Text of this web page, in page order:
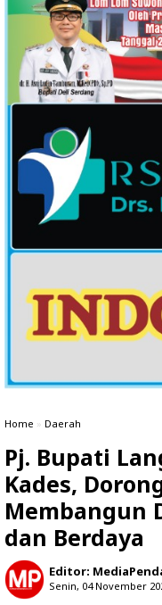
Home » Daerah
Pj. Bupati
Kades,
Membangun
dan Berdaya
Editor:
Senin, 04 November